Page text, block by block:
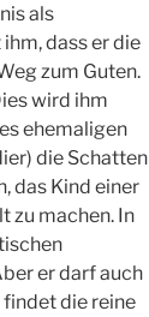
als
dass er die
zum Guten.
wird ihm
ehemaligen
die Schatten
das Kind einer
zu machen. In
er darf auch
die reine